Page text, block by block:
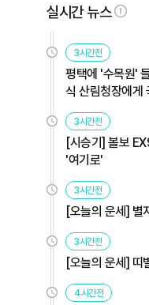
실시간 뉴스
3시간전
평택에 '수목원'
식 산림청장에게
3시간전
[시승기] 볼보
'여기로'
3시간전
[오늘의 운세]
3시간전
[오늘의 운세]
4시간전